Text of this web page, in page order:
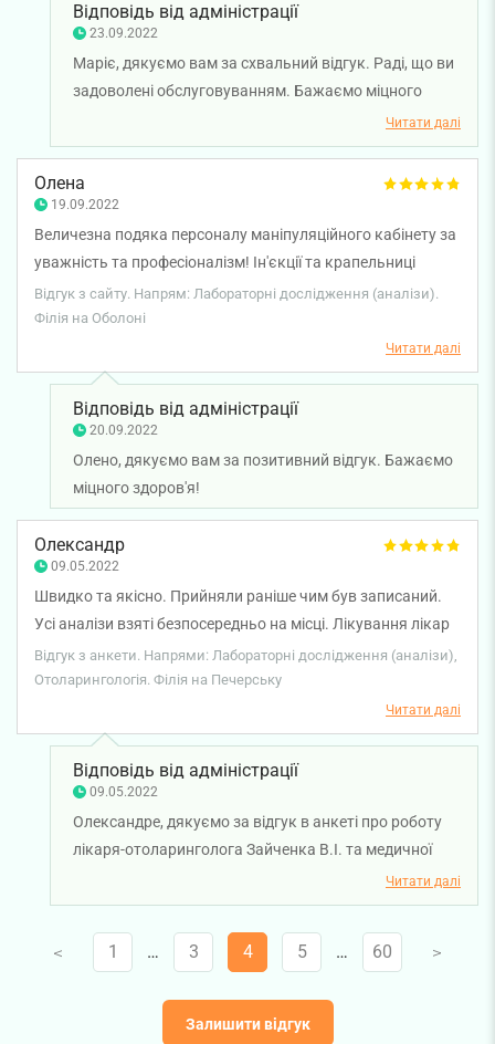
Відповідь від адміністрації
23.09.2022
Маріє, дякуємо вам за схвальний відгук. Раді, що ви
задоволені обслуговуванням. Бажаємо міцного
Читати далі
Олена
19.09.2022
Величезна подяка персоналу маніпуляційного кабінету за
уважність та професіоналізм! Ін'єкції та крапельниці
зроблено дуже акуратно! Бажаю всім всього найкращого!
Відгук з сайту. Напрям: Лабораторні дослідження (аналізи).
Філія на Оболоні
Читати далі
Відповідь від адміністрації
20.09.2022
Олено, дякуємо вам за позитивний відгук. Бажаємо
міцного здоров'я!
Олександр
09.05.2022
Швидко та якісно. Прийняли раніше чим був записаний.
Усі аналізи взяті безпосередньо на місці. Лікування лікар
розписав одразу.
Відгук з анкети. Напрями: Лабораторні дослідження (аналізи),
Отоларингологія. Філія на Печерську
Читати далі
Відповідь від адміністрації
09.05.2022
Олександре, дякуємо за відгук в анкеті про роботу
лікаря-отоларинголога Зайченка В.І. та медичної
Читати далі
V 1 … 3 4 5 … 60 V
Залишити відгук